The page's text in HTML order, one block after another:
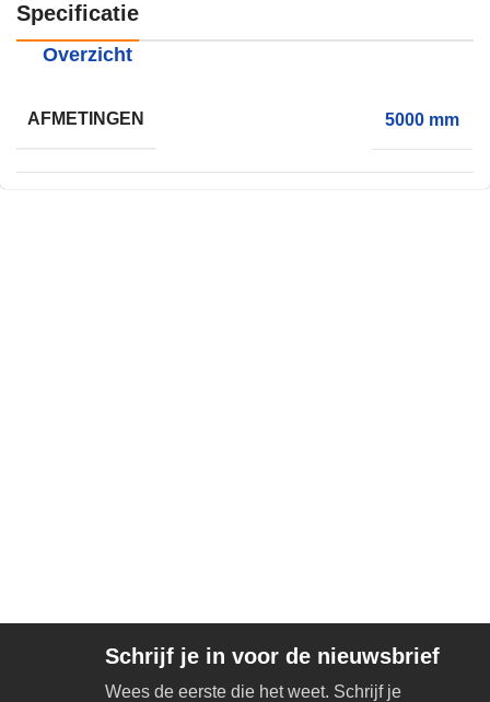
Specificatie
Overzicht
AFMETINGEN 5000 mm
Schrijf je in voor de nieuwsbrief
Wees de eerste die het weet. Schrijf je